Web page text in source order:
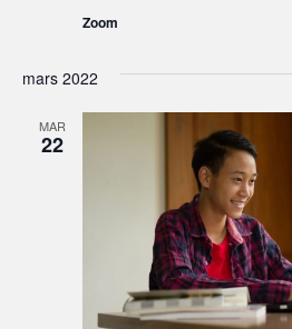
Zoom
mars 2022
MAR
22